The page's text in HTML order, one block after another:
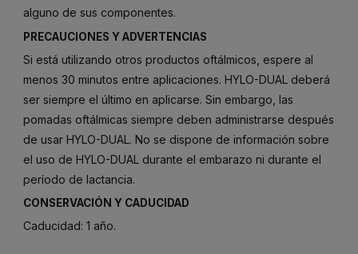
alguno de sus componentes.
PRECAUCIONES Y ADVERTENCIAS
Si está utilizando otros productos oftálmicos, espere al
menos 30 minutos entre aplicaciones. HYLO-DUAL deberá
ser siempre el último en aplicarse. Sin embargo, las
pomadas oftálmicas siempre deben administrarse después
de usar HYLO-DUAL. No se dispone de información sobre
el uso de HYLO-DUAL durante el embarazo ni durante el
período de lactancia.
CONSERVACIÓN Y CADUCIDAD
Caducidad: 1 año.